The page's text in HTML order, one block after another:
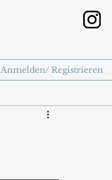
Anmelden/ Registrieren